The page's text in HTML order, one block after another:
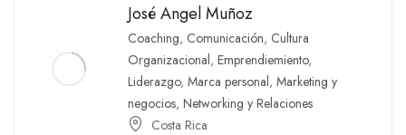
José Angel Muñoz
Coaching, Comunicación, Cultura
Organizacional, Emprendiemiento,
Liderazgo, Marca personal, Marketing y
negocios, Networking y Relaciones
Costa Rica